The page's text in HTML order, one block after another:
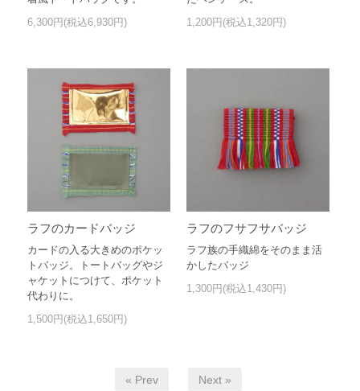
6,300円(税込6,930円)
1,200円(税込1,320円)
ラフのカードバッジ
カードの入る大きめのポケッ
トバッジ。トートバッグやジ
ャケットにつけて、ポケット
代わりに。
1,500円(税込1,650円)
ラフのフサフサバッジ
ラフ族の手織綿をそのまま活
かしたバッジ
1,300円(税込1,430円)
« Prev Next »